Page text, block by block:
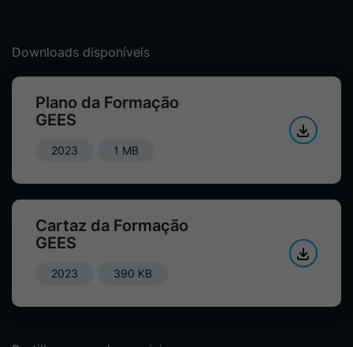
Downloads disponíveis
Plano da Formação
GEES
2023 1 MB
Cartaz da Formação
GEES
2023 390 KB